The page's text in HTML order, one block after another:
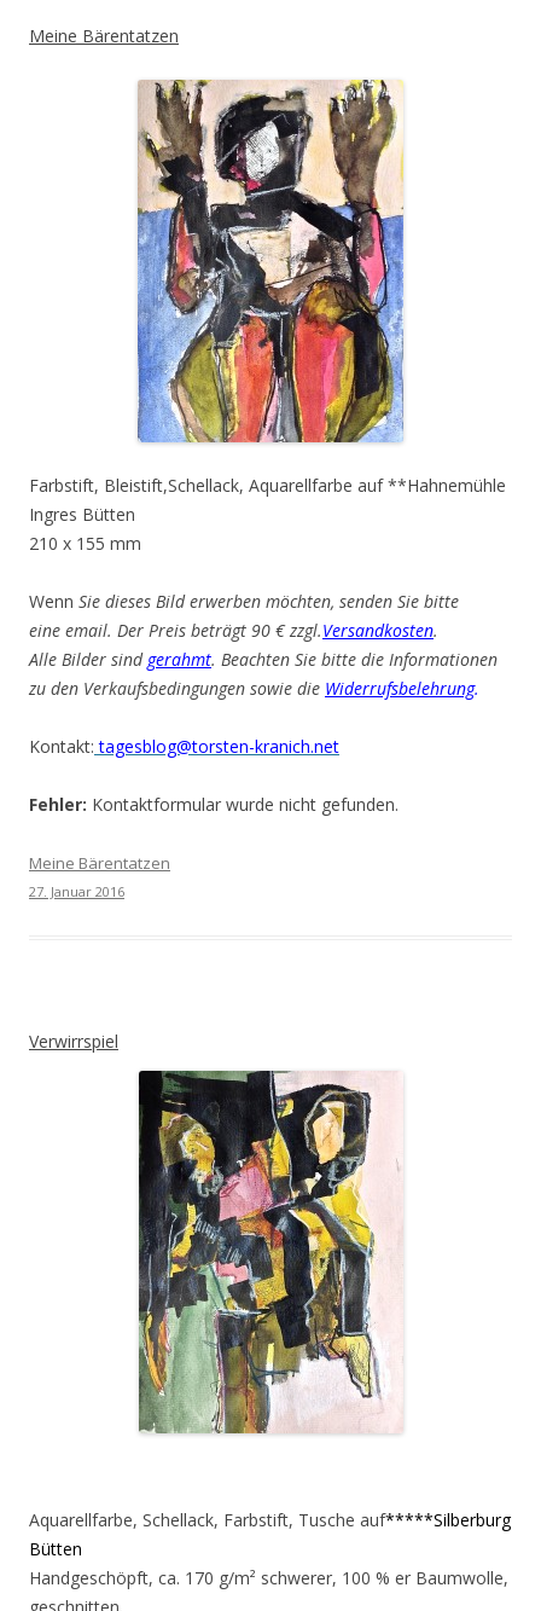
Meine Bärentatzen
Farbstift, Bleistift,Schellack, Aquarellfarbe auf **Hahnemühle
Ingres Bütten
210 x 155 mm
Wenn Sie dieses Bild erwerben möchten, senden Sie bitte
eine email. Der Preis beträgt 90 € zzgl.Versandkosten.
Alle Bilder sind gerahmt. Beachten Sie bitte die Informationen
zu den Verkaufsbedingungen sowie die Widerrufsbelehrung.
Kontakt: tagesblog@torsten-kranich.net
Fehler: Kontaktformular wurde nicht gefunden.
Meine Bärentatzen
27. Januar 2016
Verwirrspiel
Aquarellfarbe, Schellack, Farbstift, Tusche auf*****Silberburg
Bütten
Handgeschöpft, ca. 170 g/m² schwerer, 100 % er Baumwolle,